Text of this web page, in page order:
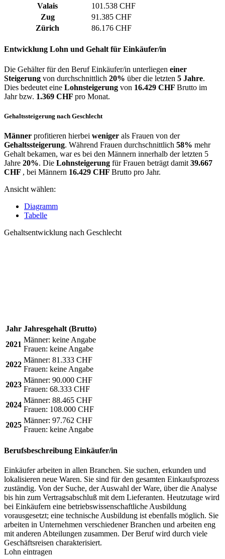
Valais
101.538 CHF
Zug
91.385 CHF
Zürich
86.176 CHF
Entwicklung Lohn und Gehalt für Einkäufer/in
Die Gehälter für den Beruf Einkäufer/in unterliegen einer
Steigerung von durchschnittlich 20% über die letzten 5 Jahre.
Dies bedeutet eine Lohnsteigerung von 16.429 CHF Brutto im
Jahr bzw. 1.369 CHF pro Monat.
Gehaltssteigerung nach Geschlecht
Männer profitieren hierbei weniger als Frauen von der
Gehaltssteigerung. Während Frauen durchschnittlich 58% mehr
Gehalt bekamen, war es bei den Männern innerhalb der letzten 5
Jahre 20%. Die Lohnsteigerung für Frauen beträgt damit 39.667
CHF , bei Männern 16.429 CHF Brutto pro Jahr.
Ansicht wählen:
Diagramm
Tabelle
Gehaltsentwicklung nach Geschlecht
Jahr Jahresgehalt (Brutto)
2021
Männer: keine Angabe
Frauen: keine Angabe
2022
Männer: 81.333 CHF
Frauen: keine Angabe
2023
Männer: 90.000 CHF
Frauen: 68.333 CHF
2024
Männer: 88.465 CHF
Frauen: 108.000 CHF
2025
Männer: 97.762 CHF
Frauen: keine Angabe
Berufsbeschreibung Einkäufer/in
Einkäufer arbeiten in allen Branchen. Sie suchen, erkunden und
lokalisieren neue Waren. Sie sind für den gesamten Einkaufsprozess
zuständig. Von der Suche, der Auswahl der Ware, über die Analyse
bis hin zum Vertragsabschluß mit dem Lieferanten. Heutzutage wird
bei Einkäufern eine betriebswissenschaftliche Ausbildung
vorausgesetzt; eine technische Ausbildung ist ebenfalls möglich. Sie
arbeiten in Unternehmen verschiedener Branchen und arbeiten eng
mit anderen Abteilungen zusammen. Der Beruf wird durch viele
Geschäftsreisen charakterisiert.
Lohn eintragen